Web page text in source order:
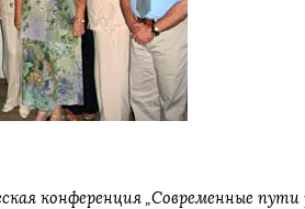
конференция „Современные